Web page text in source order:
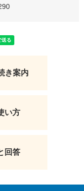
き案内
い方
回答